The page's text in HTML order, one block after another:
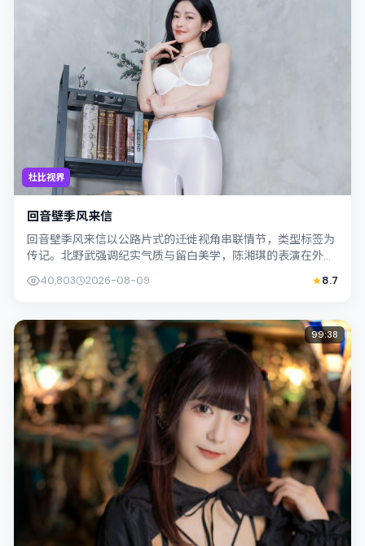
杜比视界
回音壁季风来信
回音壁季风来信以公路片式的迁徙视角串联情节，类型标签为
传记。北野武强调纪实气质与留白美学，陈湘琪的表演在外冷
40,803 2026-08-09 8.7
99:38